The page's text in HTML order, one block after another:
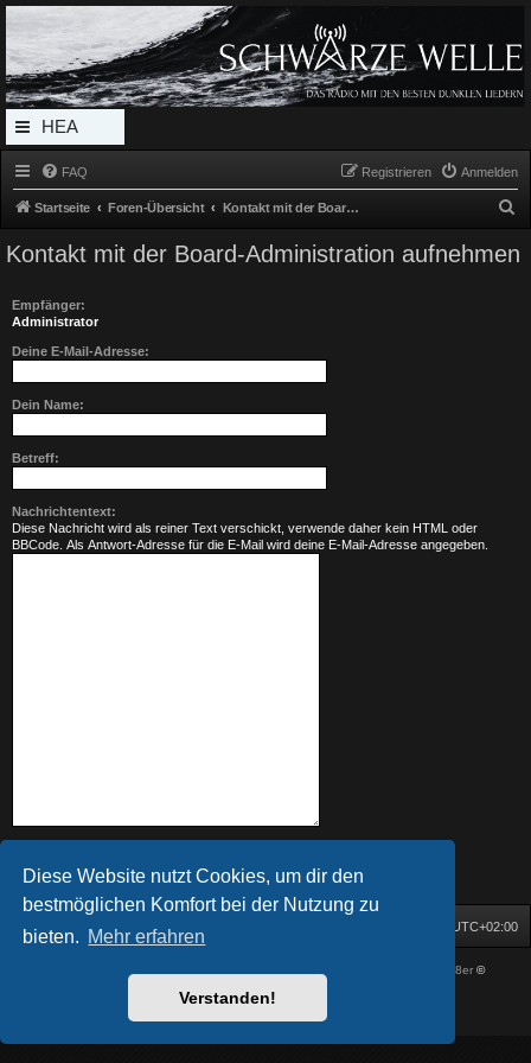
Diese Website nutzt Cookies, um dir den
bestmöglichen Komfort bei der Nutzung zu
bieten. Mehr erfahren
Verstanden!
Radio Schwarze Welle Forum
Das Radio mit den Besten Dunklen Liedern
HEA
DERL
MEN
U
FAQ Anmelden
Registrieren
Startseite Foren-Übersicht Kontakt mit der Board-Administration aufnehmen
c
Kontakt mit der Board-Administration aufnehmen
Empfänger:
Administrator
Deine E-Mail-Adresse:
Dein Name:
Betreff:
Nachrichtentext:
Diese Nachricht wird als reiner Text verschickt, verwende daher kein HTML oder
BBCode. Als Antwort-Adresse für die E-Mail wird deine E-Mail-Adresse angegeben.
Startseite Foren-Übersicht UTC+02:00
Prosk8er©
Deutsche Übersetzung durch